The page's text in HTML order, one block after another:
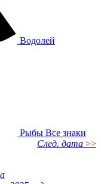
Водолей
Рыбы Все знаки
След. дата >>